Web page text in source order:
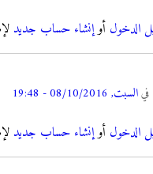
الدخول أوإنشاء حساب جديد
فيالسبت, 08/10/2016 - 19:48
الدخول أوإنشاء حساب جديد